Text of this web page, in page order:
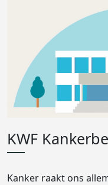
KWF
Kanker raakt ons